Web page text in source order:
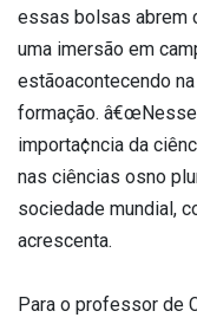
essas bolsas abrem
uma imersão em
estãoacontecendo
formação.
importa¢ncia da
nas ciências osno
sociedade mundial,
acrescenta.
Para o professor de